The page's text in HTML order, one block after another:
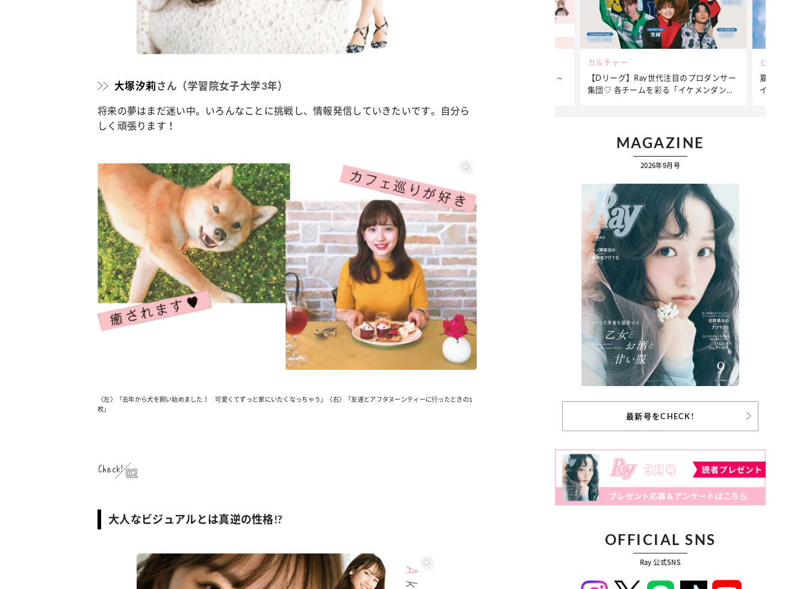
大塚汐莉さん（学習院女子大学3年）
将来の夢はまだ迷い中。いろんなことに挑戦し、情報発信していきたいです。自分ら
しく頑張ります！
〈左〉「去年から犬を飼い始めました！ 可愛くてずっと家にいたくなっちゃう」〈右〉「友達とアフタヌーンティーに行ったときの1
枚」
Check! 02
大人なビジュアルとは真逆の性格!?
れ女子が夢中な「ヌン活」の楽しみ方
8月20日の運勢は？
【Dリーグ】Ray世代注目のプロダンサー
ビューティー
夏だからこそ“水分”が大切！くずれないメ
イクをつくる【保湿ケア】アイテム3選
ファッション
簡単アレン
ぷりの【そ
MAGAZINE
2026年9月号
最新号をCHECK!
OFFICIAL SNS
Ray 公式SNS